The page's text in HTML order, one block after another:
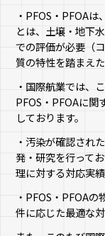
・PFOS・PFOA
とは、土壌・地下
での評価が必要（
質の特性を踏まえ
・国際航業では、
PFOS・PFOAに関
しております。
・汚染が確認され
発・研究を行って
理に対する対応実
・PFOS・PFOA
件に応じた最適な